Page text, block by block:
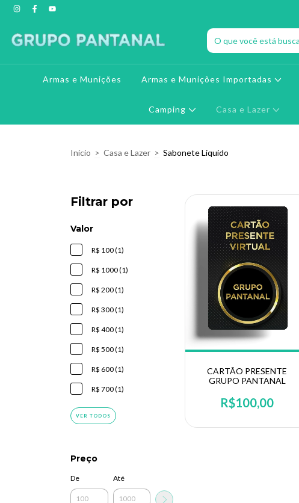
Armas e Munições Armas e Munições Importadas
Camping Casa e Lazer
Início > Casa e Lazer > Sabonete Liquido
Filtrar por
Valor
R$ 100 (1)
R$ 1000 (1)
R$ 200 (1)
R$ 300 (1)
R$ 400 (1)
R$ 500 (1)
R$ 600 (1)
R$ 700 (1)
VER TODOS
Preço
De Até
CARTÃO PRESENTE
GRUPO PANTANAL
R$100,00